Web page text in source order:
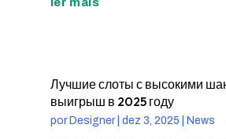
Лучшие слоты с высокими
выигрыш в 2025 году
por Designer| dez 3, 2025 News